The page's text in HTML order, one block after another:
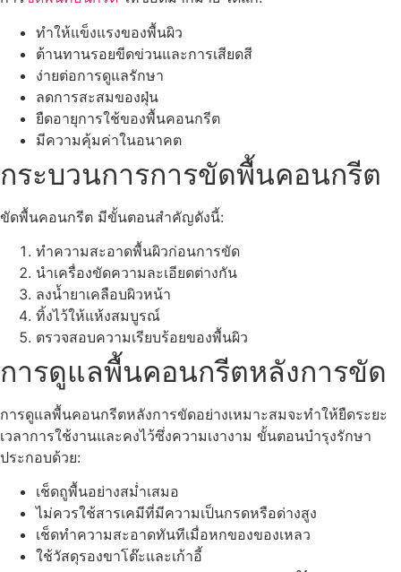
ทำให้แข็งแรงของพื้นผิว
ต้านทานรอยขีดข่วนและการเสียดสี
ง่ายต่อการดูแลรักษา
ลดการสะสมของฝุ่น
ยืดอายุการใช้ของพื้นคอนกรีต
มีความคุ้มค่าในอนาคต
กระบวนการการขัดพื้นคอนกรีต
ขัดพื้นคอนกรีต มีขั้นตอนสำคัญดังนี้:
ทำความสะอาดพื้นผิวก่อนการขัด
นำเครื่องขัดความละเอียดต่างกัน
ลงน้ำยาเคลือบผิวหน้า
ทิ้งไว้ให้แห้งสมบูรณ์
ตรวจสอบความเรียบร้อยของพื้นผิว
การดูแลพื้นคอนกรีตหลังการขัด
การดูแลพื้นคอนกรีตหลังการขัดอย่างเหมาะสมจะทำให้ยืดระยะ
เวลาการใช้งานและคงไว้ซึ่งความเงางาม ขั้นตอนบำรุงรักษา
ประกอบด้วย:
เช็ดถูพื้นอย่างสม่ำเสมอ
ไม่ควรใช้สารเคมีที่มีความเป็นกรดหรือด่างสูง
เช็ดทำความสะอาดทันทีเมื่อหกของของเหลว
ใช้วัสดุรองขาโต๊ะและเก้าอี้